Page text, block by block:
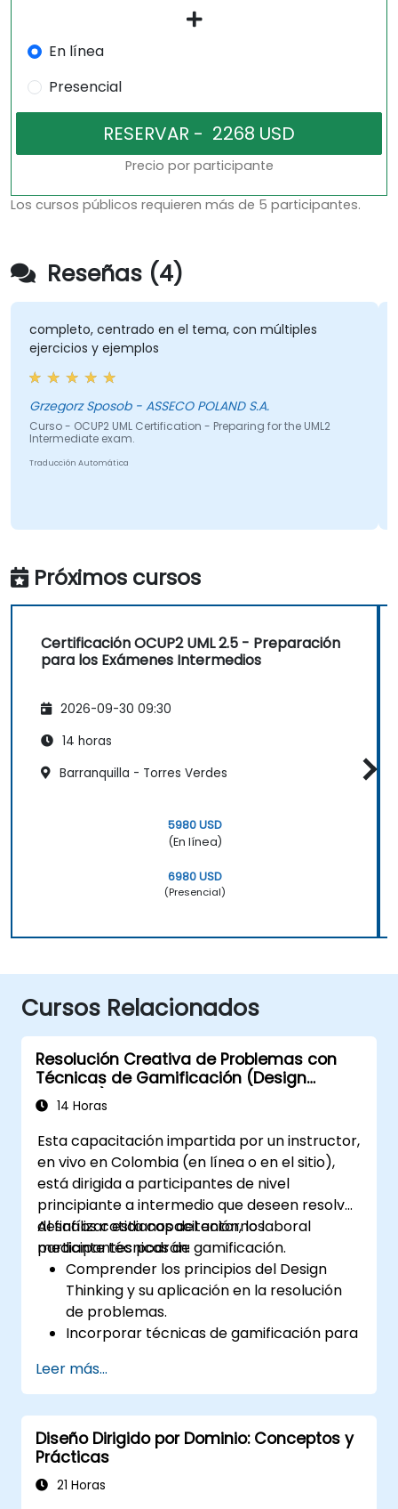
En línea
Presencial
Precio por participante
Los cursos públicos requieren más de 5 participantes.
Reseñas (4)
completo, centrado en el tema, con múltiples
ejercicios y ejemplos
Grzegorz Sposob - ASSECO POLAND S.A.
Curso - OCUP2 UML Certification - Preparing for the UML2
Intermediate exam.
Traducción Automática
Próximos cursos
Certificación OCUP2 UML 2.5 - Preparación
para los Exámenes Intermedios
2026-09-30 09:30
14 horas
Barranquilla - Torres Verdes
5980 USD
(En línea)
6980 USD
(Presencial)
Cursos Relacionados
Resolución Creativa de Problemas con
Técnicas de Gamificación (Design
Thinking)
14 Horas
Esta capacitación impartida por un instructor,
en vivo en Colombia (en línea o en el sitio),
está dirigida a participantes de nivel
principiante a intermedio que deseen resolver
desafíos cotidianos del entorno laboral
mediante técnicas de gamificación.
Al finalizar esta capacitación, los
participantes podrán:
Comprender los principios del Design
Thinking y su aplicación en la resolución
de problemas.
Incorporar técnicas de gamificación para
Desarrollar soluciones creativas y
prácticas para problemas comunes en el
lugar de trabajo.
Colaborar eficazmente entre equipos
para implementar estrategias de
resolución de problemas.
Leer más...
Diseño Dirigido por Dominio: Conceptos y
Prácticas
21 Horas